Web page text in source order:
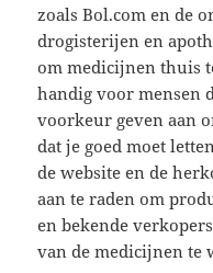
zoals Bol.com en de
drogisterijen en
om medicijnen thuis
handig voor mensen
voorkeur geven aan
dat je goed moet
de website en de
aan te raden om
en bekende
van de medicijnen te